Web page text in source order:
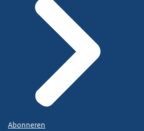
Abonneren